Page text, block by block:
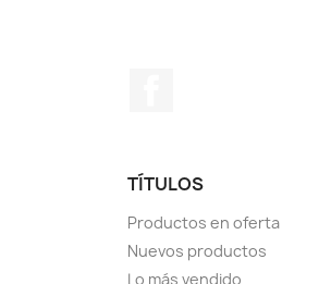
TÍTULOS
Productos en oferta
Nuevos productos
Lo más vendido